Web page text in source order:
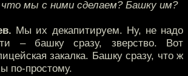
что мы с ними сделаем? Башку им?
Мы их декапитируем. Ну, не надо
– башку сразу, зверство. Вот
закалка. Башку сразу, что ж
по-простому.